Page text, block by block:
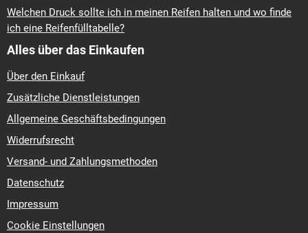
Welchen Druck sollte ich in meinen Reifen halten und wo finde
ich eine Reifenfülltabelle?
Alles über das Einkaufen
Über den Einkauf
Zusätzliche Dienstleistungen
Allgemeine Geschäftsbedingungen
Widerrufsrecht
Versand- und Zahlungsmethoden
Datenschutz
Impressum
Cookie Einstellungen